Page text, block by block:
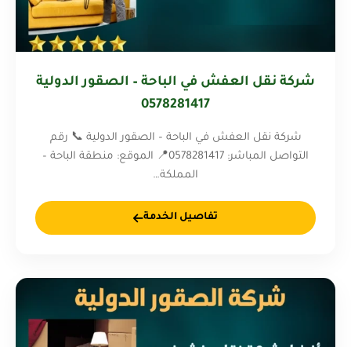
شركة نقل العفش في الباحة – الصقور الدولية
0578281417
شركة نقل العفش في الباحة – الصقور الدولية 📞 رقم
التواصل المباشر: 0578281417📍 الموقع: منطقة الباحة –
المملكة…
تفاصيل الخدمة